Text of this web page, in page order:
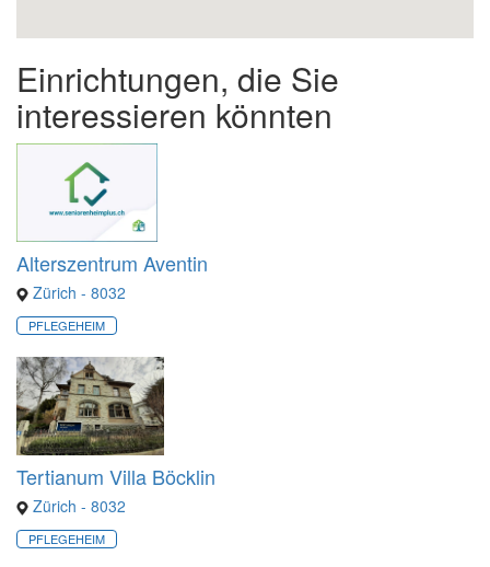
Einrichtungen, die Sie
interessieren könnten
Alterszentrum Aventin
Zürich - 8032
PFLEGEHEIM
Tertianum Villa Böcklin
Zürich - 8032
PFLEGEHEIM